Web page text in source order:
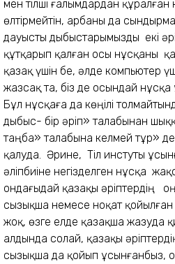
мен тілші ғалымдардан құралған
өлтірмейтін, арбаны да
дауысты дыбыстарымызды екі
құтқарып қалған осы нұсқаны
қазақ үшін бе, әлде компьютер
жазсақ та, біз де осындай нұсқа
Бұл нұсқаға да көңілі
дыбыс- бір әріп» талабынан
таңба» талабына келмей тұр»
қалуда. Әрине, Тіл инстуты
әліпбиіне негізделген нұсқа
ондағыдай қазақы әріптердің
сызықша немесе ноқат қойылған
жоқ, өзге елде қазақша жазуда
алдында солай, қазақы
сызықша да қойып ұсынғанбыз,